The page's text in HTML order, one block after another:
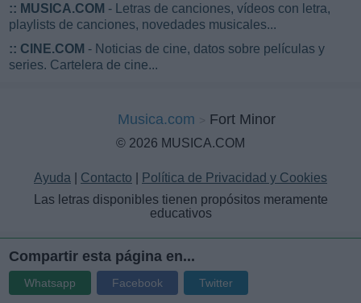
:: MUSICA.COM - Letras de canciones, vídeos con letra,
playlists de canciones, novedades musicales...
:: CINE.COM - Noticias de cine, datos sobre películas y
series. Cartelera de cine...
Musica.com Fort Minor
© 2026 MUSICA.COM
Ayuda Contacto
Política de Privacidad y Cookies
Las letras disponibles tienen propósitos meramente
educativos
Compartir esta página en...
Whatsapp Facebook Twitter